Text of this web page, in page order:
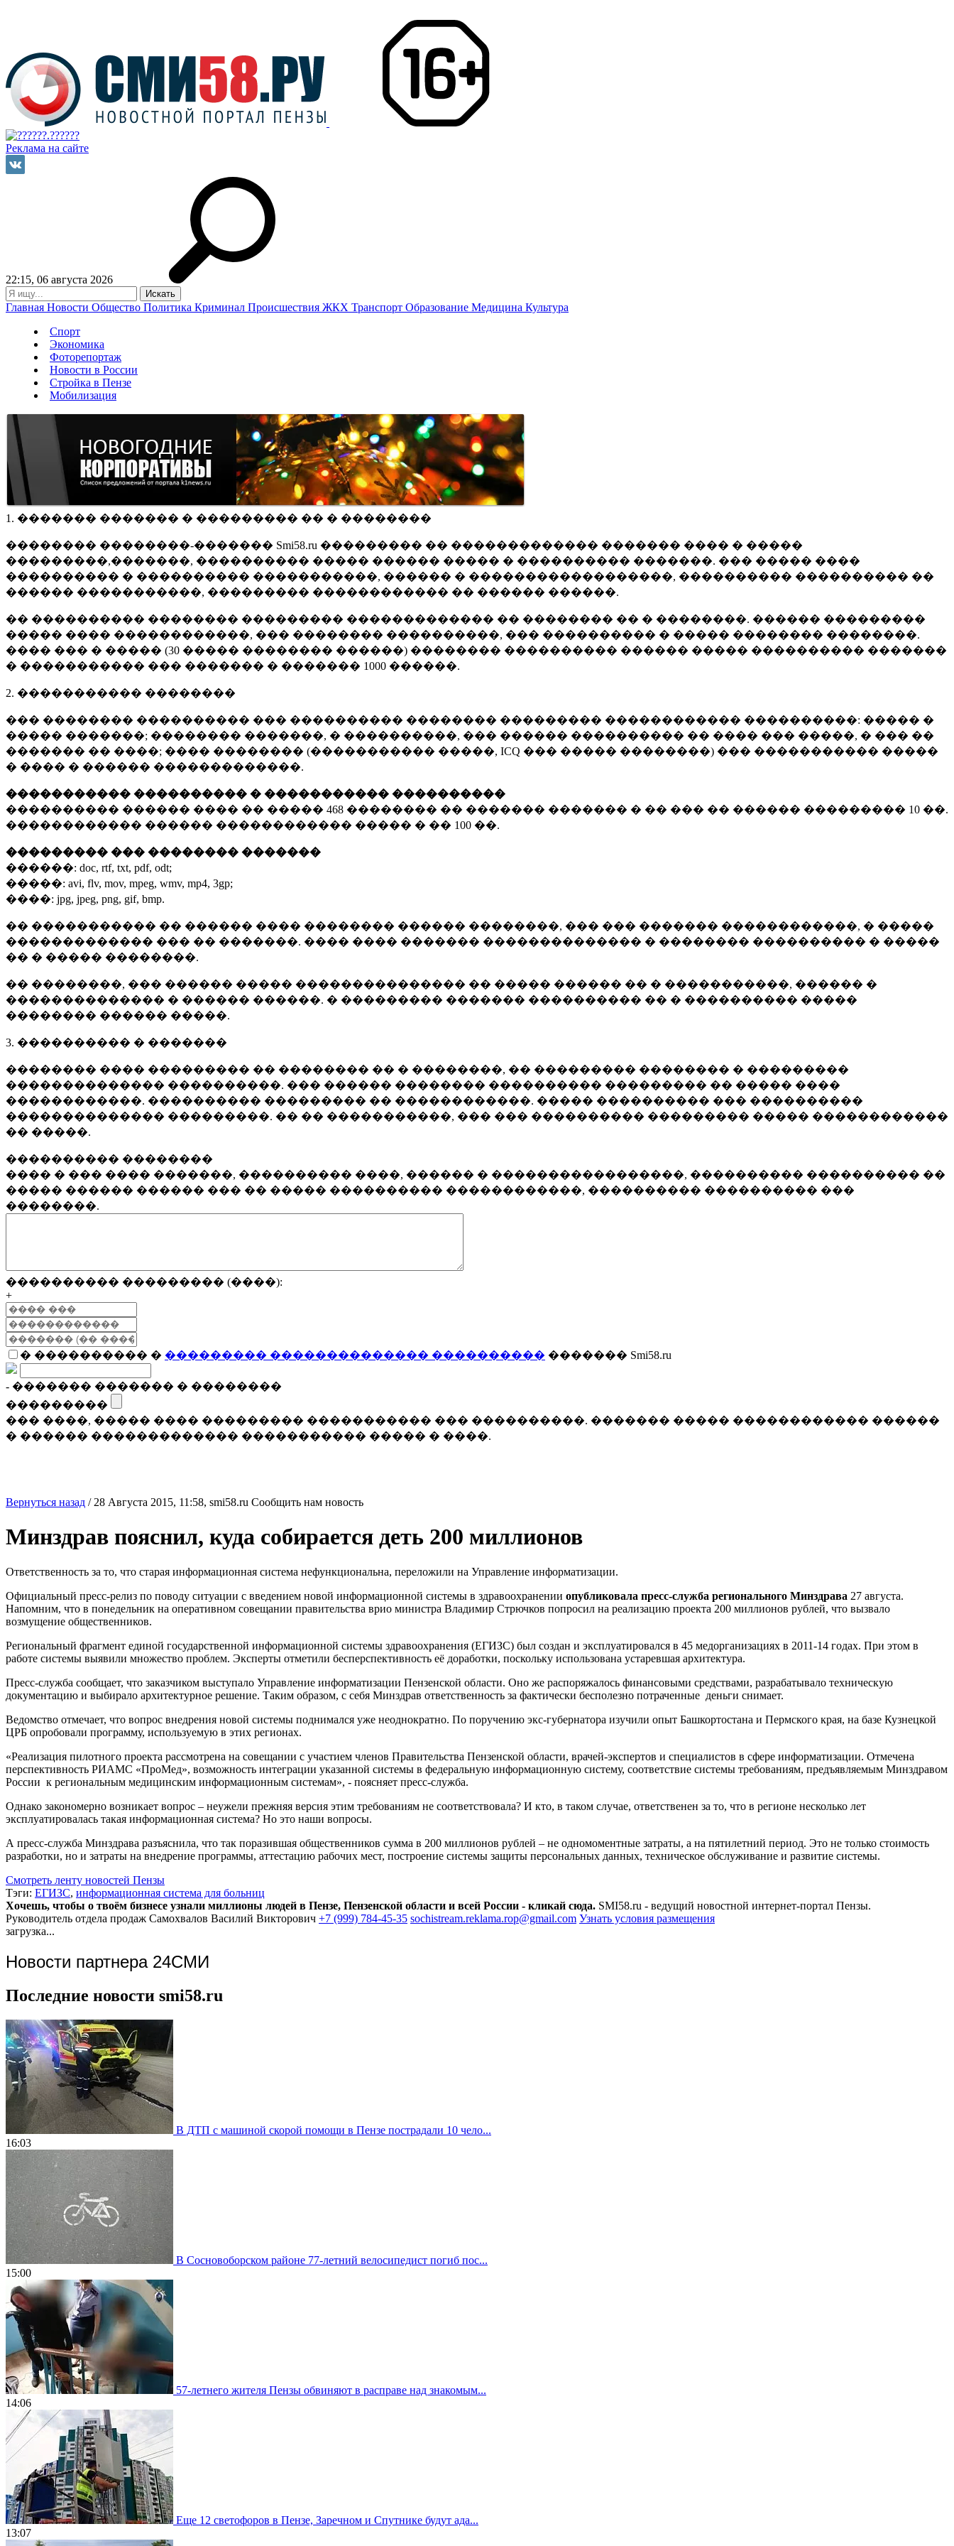
Реклама на сайте
22:15, 06 августа 2026
Главная Новости Общество Политика Криминал Происшествия ЖКХ Транспорт Образование Медицина Культура
Спорт
Экономика
Фоторепортаж
Новости в России
Стройка в Пензе
Мобилизация
1. ������� ������� � ��������� �� � ��������
�������� ��������-������� Smi58.ru ��������� �� ������������� ������� ���� � �����
���������,�������, ���������� ����� ������ ����� � ���������� �������. ��� ����� ����
���������� � ���������� �����������, ������ � ������������������, ���������� ���������� ��
������ �����������, ��������� ������������ �� ������ ������.
�� ���������� �������� ��������� ������������� �� �������� �� � ��������. ������ ���������
����� ���� ������������, ��� �������� ����������, ��� ���������� � ����� �������� ��������.
���� ��� � ����� (30 ����� �������� ������) �������� ���������� ������ ����� ���������� �������
� ����������� ��� ������� � ������� 1000 ������.
2. ����������� ��������
��� �������� ���������� ��� ���������� �������� ��������� ������������ ����������: ����� �
����� �������; �������� �������, � ����������, ��� ������ ���������� �� ���� ��� �����, � ��� ��
������� �� ����; ���� �������� (����������� �����, ICQ ��� ����� ��������) ��� ����������� �����
� ���� � ������ �������������.
����������� ���������� � ����������� ����������
���������� ������ ���� �� ����� 468 �������� �� ������� ������� � �� ��� �� ������ ��������� 10 ��.
������������ ������ ������������ ����� � �� 100 ��.
��������� ��� �������� �������
������: doc, rtf, txt, pdf, odt;
�����: avi, flv, mov, mpeg, wmv, mp4, 3gp;
����: jpg, jpeg, png, gif, bmp.
�� ����������� �� ������ ���� �������� ������ ��������, ��� ��� ������� ������������, � �����
������������� ��� �� �������. ���� ���� ������� �������������� � �������� ���������� � �����
�� � ����� ��������.
�� ��������, ��� ������ ����� ��������������� �� ����� ������ �� � �����������, ������ �
�������������� � ������ ������. � ��������� ������� ���������� �� � ���������� �����
�������� ������ �����.
3. ���������� � �������
�������� ���� ��������� �� �������� �� � ��������, �� ��������� �������� � ���������
�������������� ����������. ��� ������ �������� ���������� ��������� �� ����� ����
������������. ���������� ��������� �� ������������. ����� ���������� ��� ����������
�������������� ���������. �� �� �����������, ��� ��� ���������� ��������� ����� ������������
�� �����.
���������� ��������
���� � ��� ���� �������, ���������� ����, ������ � �����������������, ���������� ���������� ��
����� ������ ������ ��� �� ����� ���������� ������������, ���������� ���������� ���
��������.
���������� ��������� (����):
+
� ���������� � ��������� �������������� ���������� ������� Smi58.ru
- ������� ������� � ��������
���������
��� ����, ����� ���� ��������� ����������� ��� ����������. ������� ����� ������������ ������
� ������ ������������� ����������� ����� � ����.
Вернуться назад / 28 Августа 2015, 11:58, smi58.ru Сообщить нам новость
Минздрав пояснил, куда собирается деть 200 миллионов
Ответственность за то, что старая информационная система нефункциональна, переложили на Управление информатизации.
Официальный пресс-релиз по поводу ситуации с введением новой информационной системы в здравоохранении опубликовала пресс-служба регионального Минздрава 27 августа.
Напомним, что в понедельник на оперативном совещании правительства врио министра Владимир Стрючков попросил на реализацию проекта 200 миллионов рублей, что вызвало
возмущение общественников.
Региональный фрагмент единой государственной информационной системы здравоохранения (ЕГИЗС) был создан и эксплуатировался в 45 медорганизациях в 2011-14 годах. При этом в
работе системы выявили множество проблем. Эксперты отметили бесперспективность её доработки, поскольку использована устаревшая архитектура.
Пресс-служба сообщает, что заказчиком выступало Управление информатизации Пензенской области. Оно же распоряжалось финансовыми средствами, разрабатывало техническую
документацию и выбирало архитектурное решение. Таким образом, с себя Минздрав ответственность за фактически бесполезно потраченные деньги снимает.
Ведомство отмечает, что вопрос внедрения новой системы поднимался уже неоднократно. По поручению экс-губернатора изучили опыт Башкортостана и Пермского края, на базе Кузнецкой
ЦРБ опробовали программу, используемую в этих регионах.
«Реализация пилотного проекта рассмотрена на совещании с участием членов Правительства Пензенской области, врачей-экспертов и специалистов в сфере информатизации. Отмечена
перспективность РИАМС «ПроМед», возможность интеграции указанной системы в федеральную информационную систему, соответствие системы требованиям, предъявляемым Минздравом
России к региональным медицинским информационным системам», - поясняет пресс-служба.
Однако закономерно возникает вопрос – неужели прежняя версия этим требованиям не соответствовала? И кто, в таком случае, ответственен за то, что в регионе несколько лет
эксплуатировалась такая информационная система? Но это наши вопросы.
А пресс-служба Минздрава разъяснила, что так поразившая общественников сумма в 200 миллионов рублей – не одномоментные затраты, а на пятилетний период. Это не только стоимость
разработки, но и затраты на внедрение программы, аттестацию рабочих мест, построение системы защиты персональных данных, техническое обслуживание и развитие системы.
Смотреть ленту новостей Пензы
Тэги: ЕГИЗС, информационная система для больниц
Хочешь, чтобы о твоём бизнесе узнали миллионы людей в Пензе, Пензенской области и всей России - кликай сюда. SMI58.ru - ведущий новостной интернет-портал Пензы.
Руководитель отдела продаж Самохвалов Василий Викторович +7 (999) 784-45-35 sochistream.reklama.rop@gmail.com Узнать условия размещения
загрузка...
Новости партнера 24СМИ
Последние новости smi58.ru
В ДТП с машиной скорой помощи в Пензе пострадали 10 чело...
16:03
В Сосновоборском районе 77-летний велосипедист погиб пос...
15:00
57-летнего жителя Пензы обвиняют в расправе над знакомым...
14:06
Еще 12 светофоров в Пензе, Заречном и Спутнике будут ада...
13:07